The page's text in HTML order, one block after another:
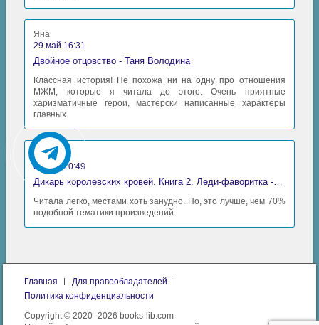
Яна
29 май 16:31
Двойное отцовство - Таня Володина
Классная история! Не похожа ни на одну про отношения
МЖМ, которые я читала до этого. Очень приятные
харизматичные герои, мастерски написанные характеры
главных
Аида
06 май 10:49
Дикарь королевских кровей. Книга 2. Леди-фаворитка - Анна Сергеевна Гаврилова
Читала легко, местами хоть занудно. Но, это лучше, чем 70%
подобной тематики произведений.
Главная
Для правообладателей
Политика конфиденциальности
Copyright © 2020–2026 books-lib.com